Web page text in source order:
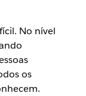
No nível
os